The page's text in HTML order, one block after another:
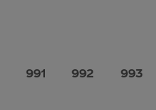
991 992 993